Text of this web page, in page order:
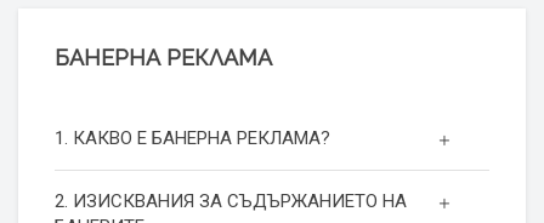
БАНЕРНА РЕКЛАМА
1. КАКВО Е БАНЕРНА РЕКЛАМА?
2. ИЗИСКВАНИЯ ЗА СЪДЪРЖАНИЕТО НА